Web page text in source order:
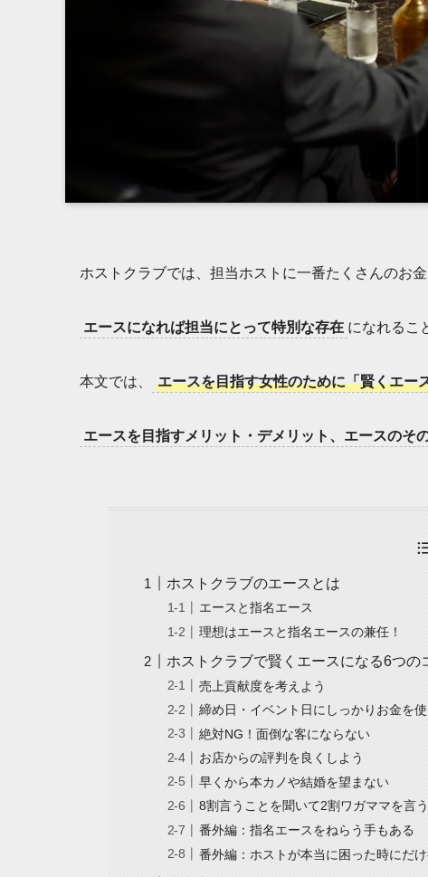
ホストクラブでは、担当ホストに一番たくさんのお
エースになれば担当にとって特別な存在 になれるこ
本文では、 エースを目指す女性のために「賢くエー
エースを目指すメリット・デメリット、エースのそ
ホストクラブのエースとは
エースと指名エース
理想はエースと指名エースの兼任！
ホストクラブで賢くエースになる6つの
売上貢献度を考えよう
締め日・イベント日にしっかりお金を使
絶対NG！面倒な客にならない
お店からの評判を良くしよう
早くから本カノや結婚を望まない
8割言うことを聞いて2割ワガママを言う
番外編：指名エースをねらう手もある
番外編：ホストが本当に困った時にだ